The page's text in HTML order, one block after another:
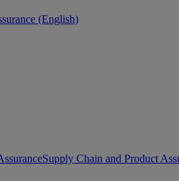
(English)
Supply Chain and Product